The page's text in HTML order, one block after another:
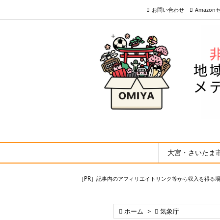
大宮・さいたま
お問い合わせ Amazon
［PR］記事内のアフィリエイトリンク等から収入を得る
 ホーム >  気象庁